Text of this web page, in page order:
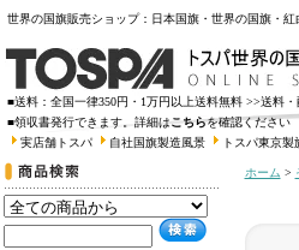
世界の国旗販売ショップ：日本国旗・世界の国旗・
■送料：全国一律350円・1万円以上送料無料 >>送料・
■領収書発行できます。詳細はこちらを確認ください
実店舗トスパ
自社国旗製造風景 トスパ東京製
ホーム >